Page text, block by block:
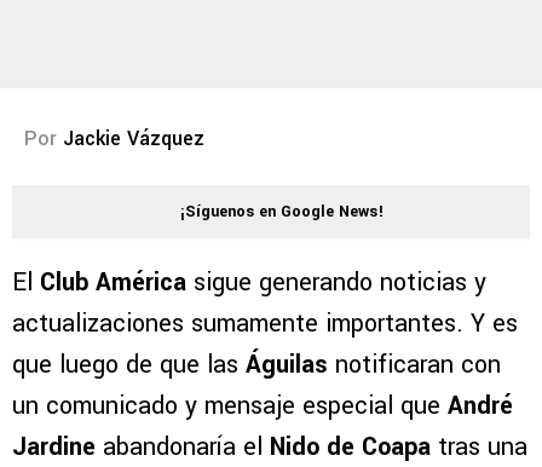
Por Jackie Vázquez
¡Síguenos en Google News!
El Club América sigue generando noticias y
actualizaciones sumamente importantes. Y es
que luego de que las Águilas notificaran con
un comunicado y mensaje especial que André
Jardine abandonaría el Nido de Coapa tras una